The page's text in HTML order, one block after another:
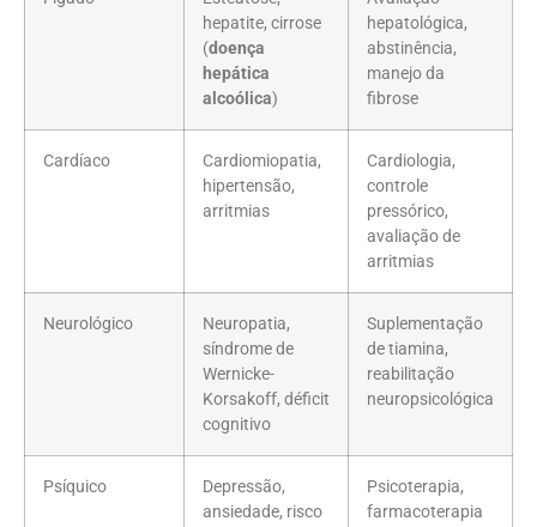
hepatite, cirrose
(doença
hepática
alcoólica)
hepatológica,
abstinência,
manejo da
fibrose
Cardíaco
Cardiomiopatia,
hipertensão,
arritmias
Cardiologia,
controle
pressórico,
avaliação de
arritmias
Neurológico
Neuropatia,
síndrome de
Wernicke-
Korsakoff, déficit
cognitivo
Suplementação
de tiamina,
reabilitação
neuropsicológica
Psíquico
Depressão,
ansiedade, risco
Psicoterapia,
farmacoterapia